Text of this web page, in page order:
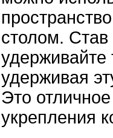
столом. Став
удерживая
Это
укрепления